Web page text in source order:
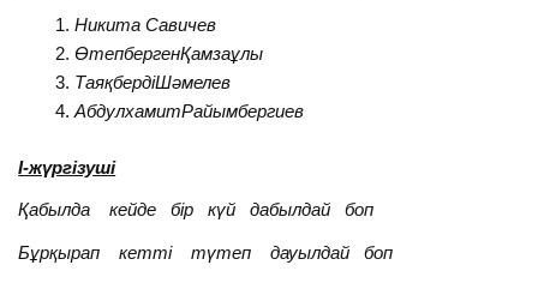
Никита Савичев
ӨтепбергенҚамзаұлы
ТаяқбердіШәмелев
АбдулхамитРайымбергиев
I-жүргізуші
Қабылда кейде бір күй дабылдай боп
Бұрқырап кетті түтеп дауылдай боп